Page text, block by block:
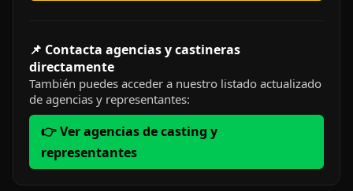
📌 Contacta agencias y castineras
directamente
También puedes acceder a nuestro listado actualizado
de agencias y representantes:
👉 Ver agencias de casting y
representantes